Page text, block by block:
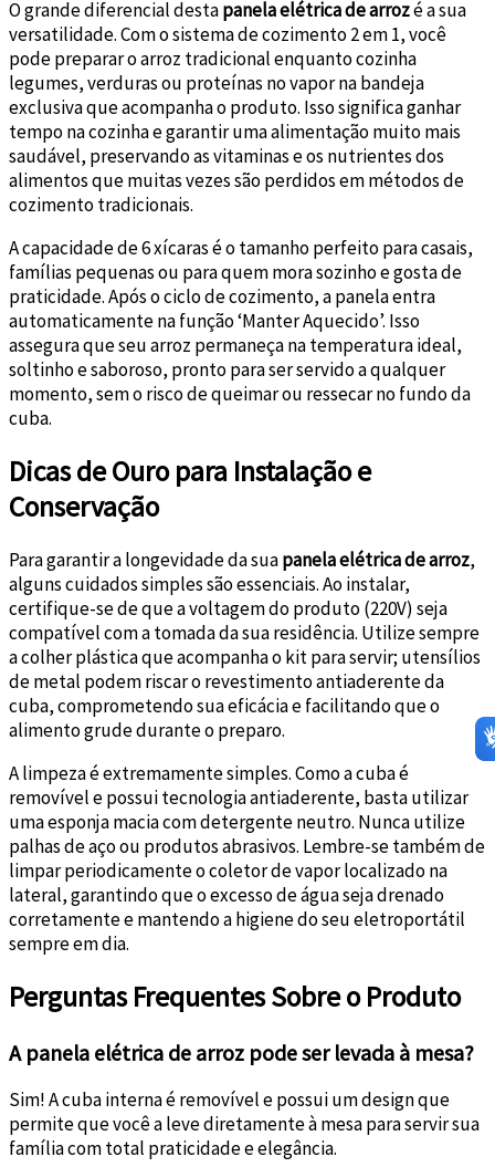
O grande diferencial destapanela elétrica de arrozé a sua
versatilidade. Com o sistema de cozimento 2 em 1, você
pode preparar o arroz tradicional enquanto cozinha
legumes, verduras ou proteínas no vapor na bandeja
exclusiva que acompanha o produto. Isso significa ganhar
tempo na cozinha e garantir uma alimentação muito mais
saudável, preservando as vitaminas e os nutrientes dos
alimentos que muitas vezes são perdidos em métodos de
cozimento tradicionais.
A capacidade de 6 xícaras é o tamanho perfeito para casais,
famílias pequenas ou para quem mora sozinho e gosta de
praticidade. Após o ciclo de cozimento, a panela entra
automaticamente na função ‘Manter Aquecido’. Isso
assegura que seu arroz permaneça na temperatura ideal,
soltinho e saboroso, pronto para ser servido a qualquer
momento, sem o risco de queimar ou ressecar no fundo da
cuba.
Dicas de Ouro para Instalação e
Conservação
Para garantir a longevidade da suapanela elétrica de arroz,
alguns cuidados simples são essenciais. Ao instalar,
certifique-se de que a voltagem do produto (220V) seja
compatível com a tomada da sua residência. Utilize sempre
a colher plástica que acompanha o kit para servir; utensílios
de metal podem riscar o revestimento antiaderente da
cuba, comprometendo sua eficácia e facilitando que o
alimento grude durante o preparo.
A limpeza é extremamente simples. Como a cuba é
removível e possui tecnologia antiaderente, basta utilizar
uma esponja macia com detergente neutro. Nunca utilize
palhas de aço ou produtos abrasivos. Lembre-se também de
limpar periodicamente o coletor de vapor localizado na
lateral, garantindo que o excesso de água seja drenado
corretamente e mantendo a higiene do seu eletroportátil
sempre em dia.
Perguntas Frequentes Sobre o Produto
A panela elétrica de arroz pode ser levada à mesa?
Sim! A cuba interna é removível e possui um design que
permite que você a leve diretamente à mesa para servir sua
família com total praticidade e elegância.